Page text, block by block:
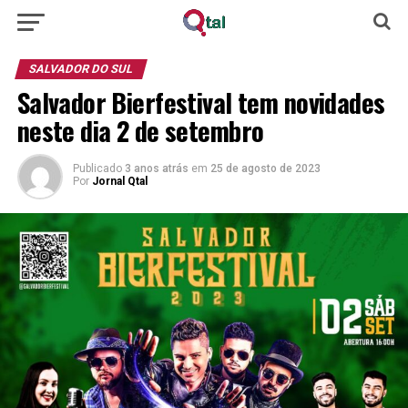
SALVADOR DO SUL
Salvador Bierfestival tem novidades
neste dia 2 de setembro
Publicado 3 anos atrás em 25 de agosto de 2023
Por Jornal Qtal